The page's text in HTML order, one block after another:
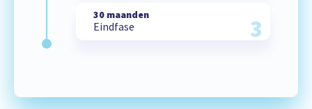
30 maanden
Eindfase 3